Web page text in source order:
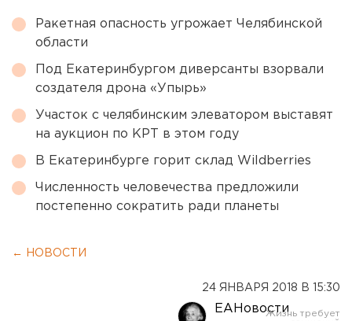
Ракетная опасность угрожает Челябинской
области
Под Екатеринбургом диверсанты взорвали
создателя дрона «Упырь»
Участок с челябинским элеватором выставят
на аукцион по КРТ в этом году
В Екатеринбурге горит склад Wildberries
Численность человечества предложили
постепенно сократить ради планеты
← НОВОСТИ
24 ЯНВАРЯ 2018 В 15:30
ЕАНовости